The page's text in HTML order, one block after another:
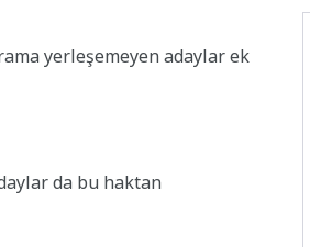
yerleşemeyen adaylar ek
da bu haktan